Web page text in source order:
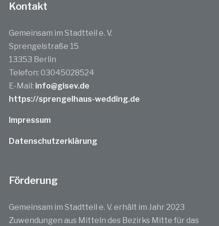
Kontakt
Gemeinsam im Stadtteil e. V.
Sprengelstraße 15
13353 Berlin
Telefon: 03045028524
E-Mail: info@gisev.de
https://sprengelhaus-wedding.de
Impressum
Datenschutzerklärung
Förderung
Gemeinsam im Stadtteil e. V. erhält im Jahr 2023
Zuwendungen aus Mitteln des Bezirks Mitte für das